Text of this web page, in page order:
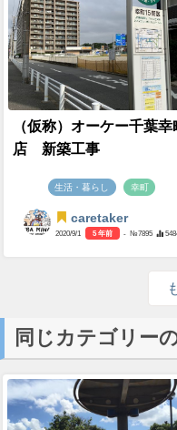
（仮称）オーケー千葉幸
店 新築工事
生活・暮らし 幸町
caretaker
2020/9/1 5 年前 - №7895
同じカテゴリー